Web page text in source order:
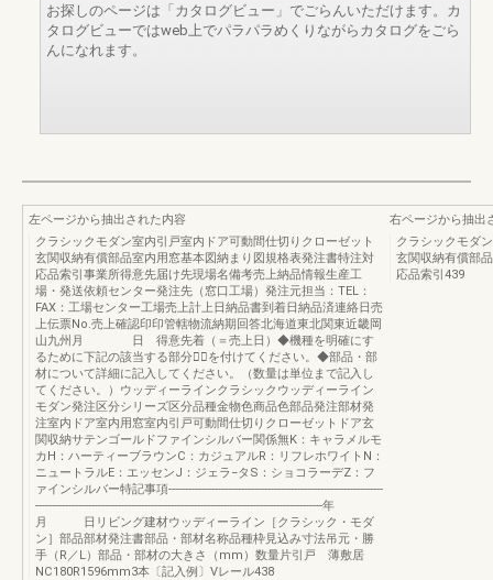
お探しのページは「カタログビュー」でごらんいただけます。カ
タログビューではweb上でパラパラめくりながらカタログをごら
んになれます。
左ページから抽出された内容
クラシックモダン室内引戸室内ドア可動間仕切りクローゼット
玄関収納有償部品室内用窓基本図納まり図規格表発注書特注対
応品索引事業所得意先届け先現場名備考売上納品情報生産工
場・発送依頼センター発注先（窓口工場）発注元担当：TEL：
FAX：工場センター工場売上計上日納品書到着日納品済連絡日売
上伝票No.売上確認印印管轄物流納期回答北海道東北関東近畿岡
山九州月 日 得意先着（＝売上日）◆機種を明確にす
るために下記の該当する部分に⃝を付けてください。◆部品・部
材について詳細に記入してください。（数量は単位まで記入し
てください。）ウッディーラインクラシックウッディーライン
モダン発注区分シリーズ区分品種金物色商品色部品発注部材発
注室内ドア室内用窓室内引戸可動間仕切りクローゼットドア玄
関収納サテンゴールドファインシルバー関係無K：キャラメルモ
カH：ハーティーブラウンC：カジュアルR：リフレホワイトN：
ニュートラルE：エッセンJ：ジェラ−タS：ショコラーデZ：フ
ァインシルバー特記事項-----------------------------------------------------------------
---------------------------------------------------------------------------------------年
月 日リビング建材ウッディーライン［クラシック・モダ
ン］部品部材発注書部品・部材名称品種枠見込み寸法吊元・勝
手（R／L）部品・部材の大きさ（mm）数量片引戸 薄敷居
NC180R1596mm3本〔記入例〕Vレール438
右ページから抽出
クラシックモダ
玄関収納有償部
応品索引439